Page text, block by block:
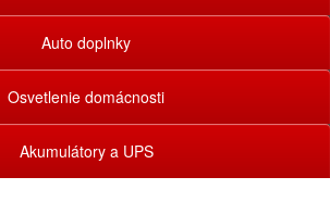
Auto doplnky
Osvetlenie domácnosti
Akumulátory a UPS